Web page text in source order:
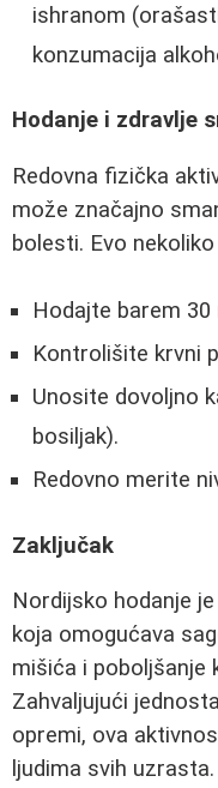
ishranom
konzumacija
Hodanje i zdravlje
Redovna fizička
može značajno
bolesti. Evo
Hodajte barem 30
Kontrolišite krvni
Unosite dovoljno
bosiljak).
Redovno merite
Zaključak
Nordijsko hodanje
koja omogućava
mišića i poboljšanje
Zahvaljujući
opremi, ova
ljudima svih